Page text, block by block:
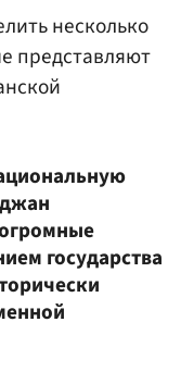
несколько
представляют
государства